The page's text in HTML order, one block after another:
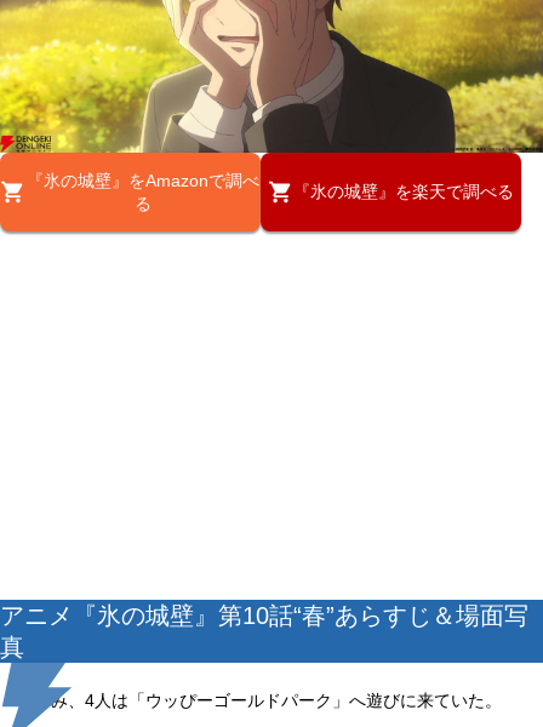
『氷の城壁』をAmazonで調べ
る
『氷の城壁』を楽天で調べる
アニメ『氷の城壁』第10話“春”あらすじ＆場面写
真
春休み、4人は「ウッぴーゴールドパーク」へ遊びに来ていた。